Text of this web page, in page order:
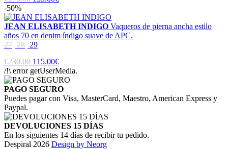
-50%
JEAN ELISABETH INDIGO Vaqueros de pierna ancha estilo
años 70 en denim índigo suave de APC.
27 28 29
€230.00 115.00€
/!\ error getUserMedia.
PAGO SEGURO
Puedes pagar con Visa, MasterCard, Maestro, American Express y
Paypal.
DEVOLUCIONES 15 DÍAS
En los siguientes 14 días de recibir tu pedido.
Despiral 2026 Design by Neorg